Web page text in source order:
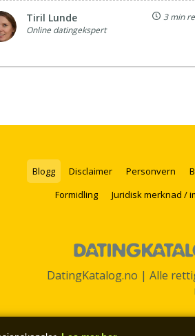
Tiril Lunde
Online datingekspert
3 min
Blogg Disclaimer Personvern
Formidling
Juridisk merknad /
DatingKatalog.no | Alle